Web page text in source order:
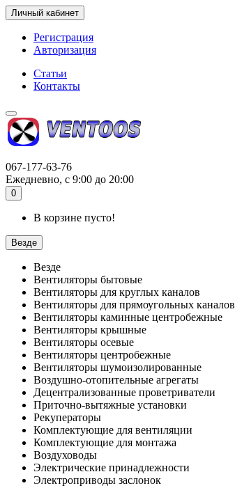
Личный кабинет
Регистрация
Авторизация
Статьи
Контакты
067-177-63-76
Ежедневно, с 9:00 до 20:00
0
В корзине пусто!
Везде
Везде
Вентиляторы бытовые
Вентиляторы для круглых каналов
Вентиляторы для прямоугольных каналов
Вентиляторы каминные центробежные
Вентиляторы крышные
Вентиляторы осевые
Вентиляторы центробежные
Вентиляторы шумоизолированные
Воздушно-отопительные агрегаты
Децентрализованные проветриватели
Приточно-вытяжные установки
Рекуператоры
Комплектующие для вентиляции
Комплектующие для монтажа
Воздуховоды
Электрические принадлежности
Электроприводы заслонок